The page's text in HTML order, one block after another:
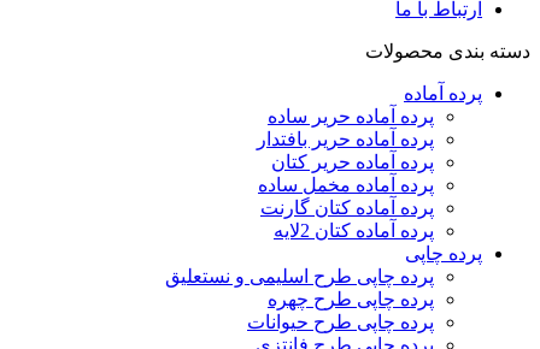
ارتباط با ما
دسته بندی محصولات
پرده‌ آماده
پرده آماده حریر ساده
پرده آماده حریر بافتدار
پرده آماده حریر کتان
پرده آماده مخمل ساده
پرده آماده کتان گارنت
پرده آماده کتان 2لایه
پرده چاپی
پرده چاپی طرح اسلیمی و نستعلیق
پرده چاپی طرح چهره
پرده چاپی طرح حیوانات
پرده چاپی طرح فانتزی